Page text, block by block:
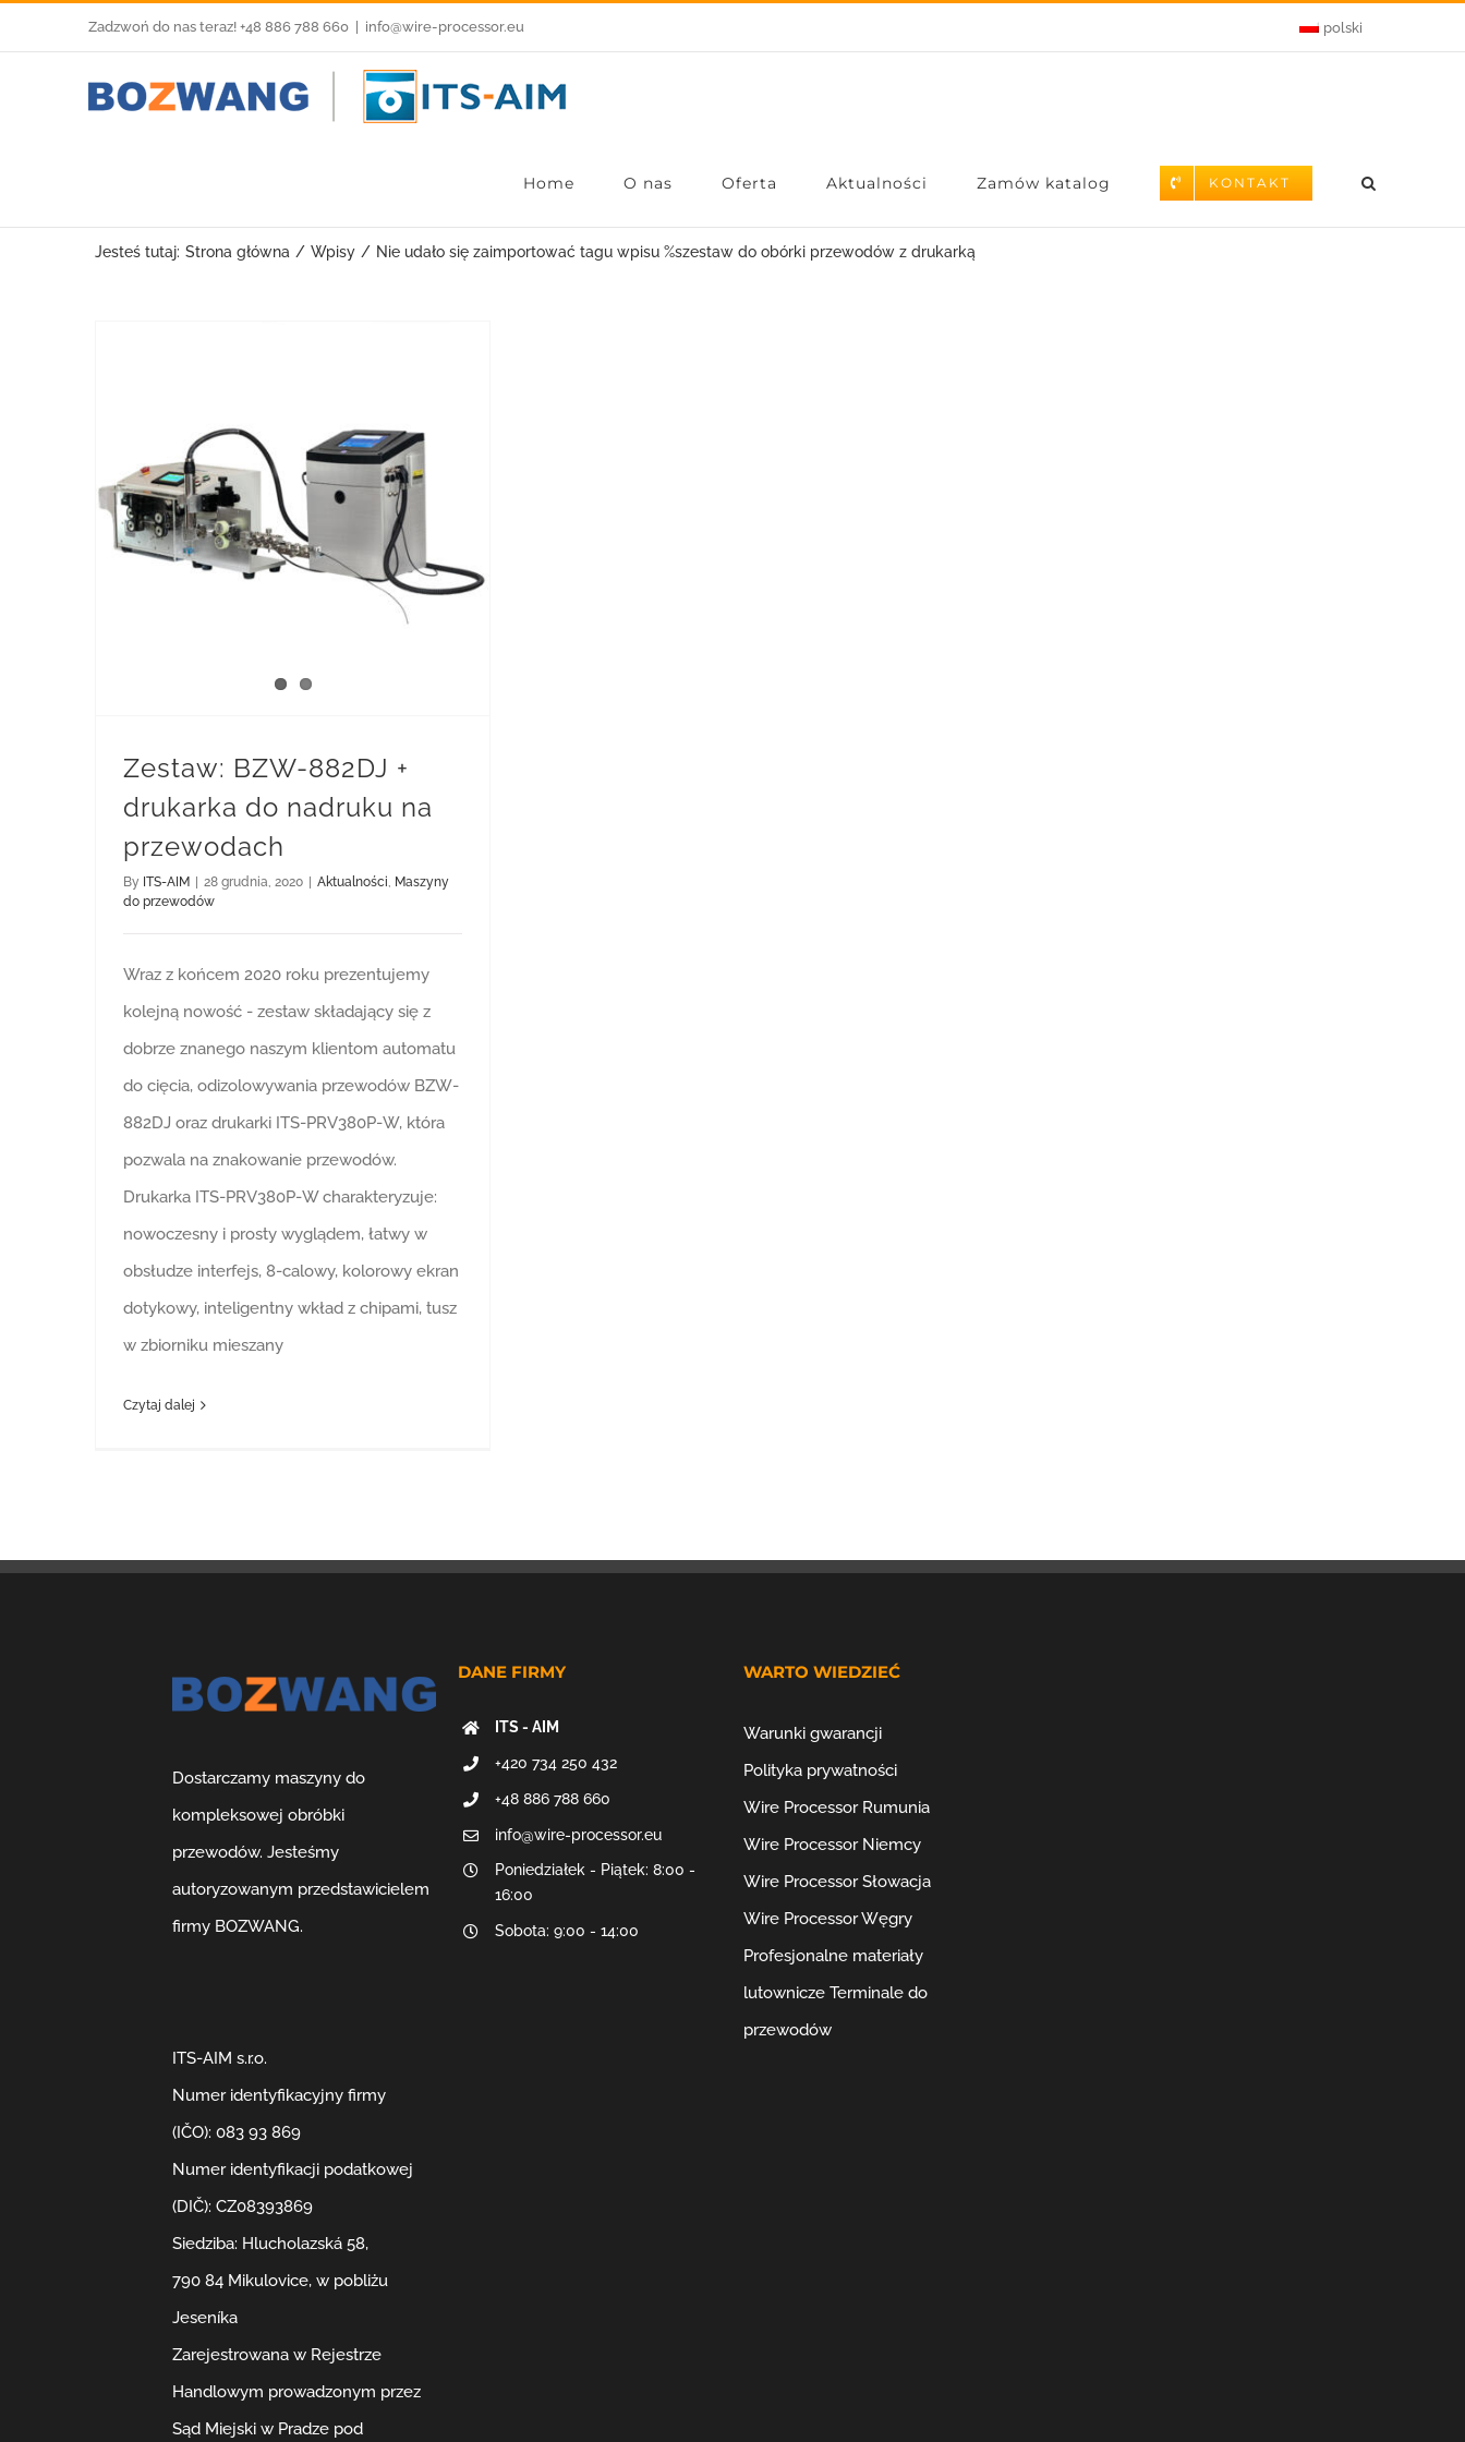
do
Zadzwoń do nas teraz! +48 886 788 660 info@wire-processor.eu polski
Home O nas Oferta Aktualności Zamów katalog KONTAKT
Jesteś tutaj: Strona główna Wpisy Nie udało się zaimportować tagu wpisu %szestaw do obórki przewodów z drukarką
Zestaw: BZW-882DJ +
drukarka do nadruku na
przewodach
By ITS-AIM 28 grudnia, 2020 Aktualności, Maszyny
do przewodów
Wraz z końcem 2020 roku prezentujemy
kolejną nowość - zestaw składający się z
dobrze znanego naszym klientom automatu
do cięcia, odizolowywania przewodów BZW-
882DJ oraz drukarki ITS-PRV380P-W, która
pozwala na znakowanie przewodów.
Drukarka ITS-PRV380P-W charakteryzuje:
nowoczesny i prosty wyglądem, łatwy w
obsłudze interfejs, 8-calowy, kolorowy ekran
dotykowy, inteligentny wkład z chipami, tusz
w zbiorniku mieszany
Czytaj dalej
Dostarczamy maszyny do
kompleksowej obróbki
przewodów. Jesteśmy
autoryzowanym przedstawicielem
firmy BOZWANG.
ITS-AIM s.r.o.
Numer identyfikacyjny firmy
(IČO): 083 93 869
Numer identyfikacji podatkowej
(DIČ): CZ08393869
Siedziba: Hlucholazská 58,
790 84 Mikulovice, w pobliżu
Jeseníka
Zarejestrowana w Rejestrze
Handlowym prowadzonym przez
Sąd Miejski w Pradze pod
DANE FIRMY
ITS - AIM
+420 734 250 432
+48 886 788 660
info@wire-processor.eu
Poniedziałek - Piątek: 8:00 -
16:00
Sobota: 9:00 - 14:00
WARTO WIEDZIEĆ
Warunki gwarancji
Polityka prywatności
Wire Processor Rumunia
Wire Processor Niemcy
Wire Processor Słowacja
Wire Processor Węgry
Profesjonalne materiały
lutownicze Terminale do
przewodów